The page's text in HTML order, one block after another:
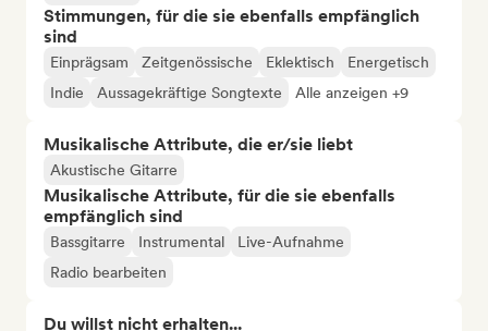
Stimmungen, für die sie ebenfalls empfänglich
sind
Einprägsam Zeitgenössische Eklektisch
Energetisch
Indie
Aussagekräftige Songtexte Alle anzeigen +9
Musikalische Attribute, die er/sie liebt
Akustische Gitarre
Musikalische Attribute, für die sie ebenfalls
empfänglich sind
Bassgitarre Instrumental
Live-Aufnahme
Radio bearbeiten
Du willst nicht erhalten...